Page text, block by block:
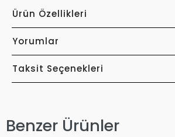
Ürün Özellikleri
Yorumlar
Taksit Seçenekleri
Benzer Ürünler